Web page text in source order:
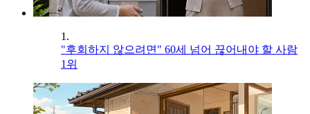
1.
"후회하지 않으려면" 60세 넘어 끊어내야 할 사람
1위